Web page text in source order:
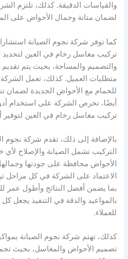
والقياسات الدقيقة. كذلك، تلتزم
لضمان متانة وجمال الأحواض على
كما توفر شركة نجوم الصيانة
تركيب مغاسل رخام في العين
والتصميم والمساحة، بحيث يتم تقديم
متطلبات العميل. كذلك، تعمل
للحمام مع الأحواض الجديدة لضمان
أيضًا، تحرص الشركة على استخدام
تركيب مغاسل رخام في العين لتوفير
بالإضافة إلى ذلك، تقدم شركة نجوم
التركيب تشمل الصيانة والإصلاح
الأحواض محافظة على جودتها
الاعتماد على الشركة في كل مراحل
بما يضمن أفضل النتائج وأطول عمر
بالمواعيد والدقة في التنفيذ يجعل
للعملاء.
كذلك، تهتم شركة نجوم الصيانة
تصميم الأحواض والمغاسل، بحيث تجمع